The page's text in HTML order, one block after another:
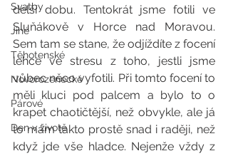
Svatby
Jiné
Těhotenské
Novorozenecké
Párové
Den v životě
delší dobu. Tentokrát jsme fotili ve
Sluňákově v Horce nad Moravou.
Sem tam se stane, že odjíždíte z focení
lehce ve stresu z toho, jestli jsme
vůbec něco vyfotili. Při tomto focení to
měli kluci pod palcem a bylo to o
krapet chaotičtější, než obvykle, ale já
to mám takto prostě snad i raději, než
když jde vše hladce. Nejenže vždy z